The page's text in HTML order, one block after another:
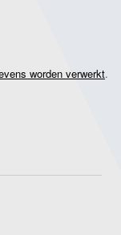
worden verwerkt.